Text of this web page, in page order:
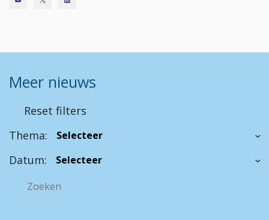
Meer nieuws
Reset filters
Thema:
Datum: